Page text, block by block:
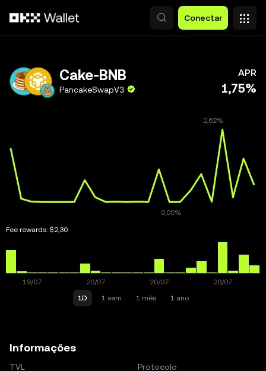
Conectar
Cake-BNB
PancakeSwapV3
APR
1,75%
Fee rewards: $2,30
1D 1 sem 1 mês 1 ano
Informações
TVL Protocolo